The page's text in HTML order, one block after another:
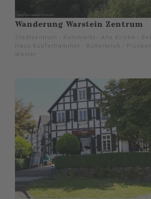
Wanderung Warstein Zentrum
Stadtzentrum - Kohlmarkt - Alte Kirche -
Haus Kupferhammer - Bullerteich -
Wäster